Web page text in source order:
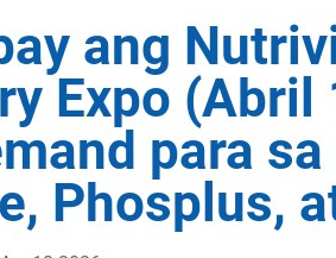
ang
Expo (Abril
para sa
Phosplus,